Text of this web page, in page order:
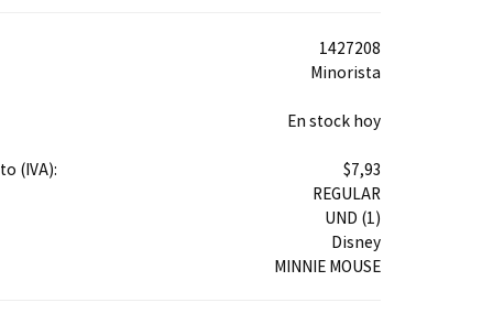
1427208
Minorista
En stock hoy
(IVA):
$7,93
REGULAR
UND (1)
Disney
MINNIE MOUSE